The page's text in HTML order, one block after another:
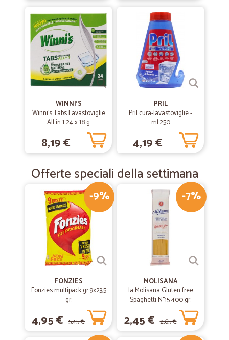
come prima esperienza e stata molto positiva,da ripetere
— Camilla R.
Tutto rispettato
Tutto rispettato
—Pierpaolo G.
Servizio eccellente e velocità nella…
Servizio eccellente e velocità nella consegna .
WINNI'S
Winni's Tabs Lavastoviglie
All in 1 24 x 18 g
8,19 €
PRIL
Pril cura-lavastoviglie -
ml.250
4,19 €
Offerte speciali della settimana
-9%
FONZIES
Fonzies multipack gr.9x23,5
gr.
4,95 € 5,45 €
-7%
MOLISANA
la Molisana Gluten free
Spaghetti N°15 400 gr.
2,45 € 2,65 €